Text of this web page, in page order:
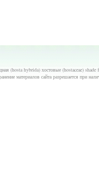
(hosta hybrida) хостовые (hostaceae)
материалов сайта разрешается при